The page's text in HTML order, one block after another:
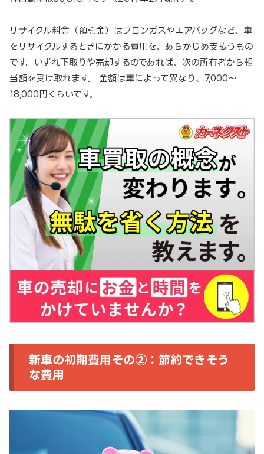
リサイクル料金（預託金）はフロンガスやエアバッグなど、車
をリサイクルするときにかかる費用を、あらかじめ支払うもの
です。いずれ下取りや売却するのであれば、次の所有者から相
当額を受け取れます。 金額は車によって異なり、7,000～
18,000円くらいです。
新車の初期費用その②：節約できそう
な費用